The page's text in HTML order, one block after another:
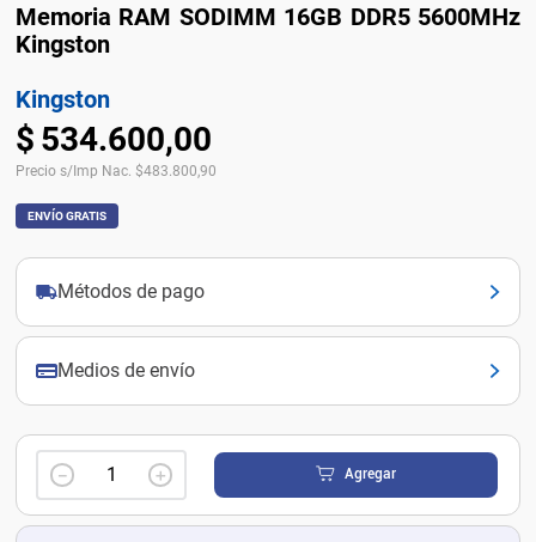
Memoria RAM SODIMM 16GB DDR5 5600MHz
Kingston
Kingston
$ 534.600,00
Precio s/Imp Nac. $483.800,90
ENVÍO GRATIS
Métodos de pago
Medios de envío
＋
－ Agregar